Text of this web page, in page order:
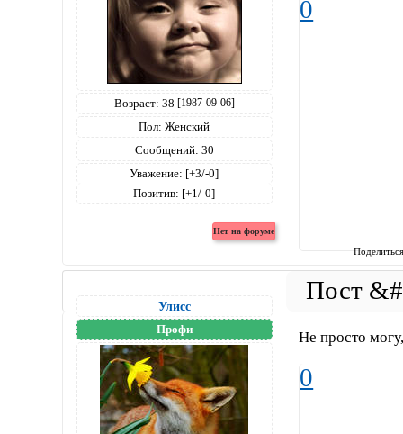
Возраст: 38 [1987-09-06]
Пол: Женский
Сообщений: 30
Уважение: [+3/-0]
Позитив: [+1/-0]
0
Улисс
Профи Не просто
0